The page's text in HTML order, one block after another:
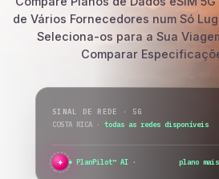
de Vários Fornecedores num Só
Seleciona-os para a Sua
Comparar
SINAL DE REDE · 5G
COSTA RICA · todas as redes disponíveis
✦ PlanPilot™ AI ·